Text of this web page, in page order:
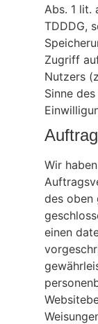
Abs. 1 lit.
TDDDG,
Zugriff
Nutzers
Sinne
Wir
des oben
einen